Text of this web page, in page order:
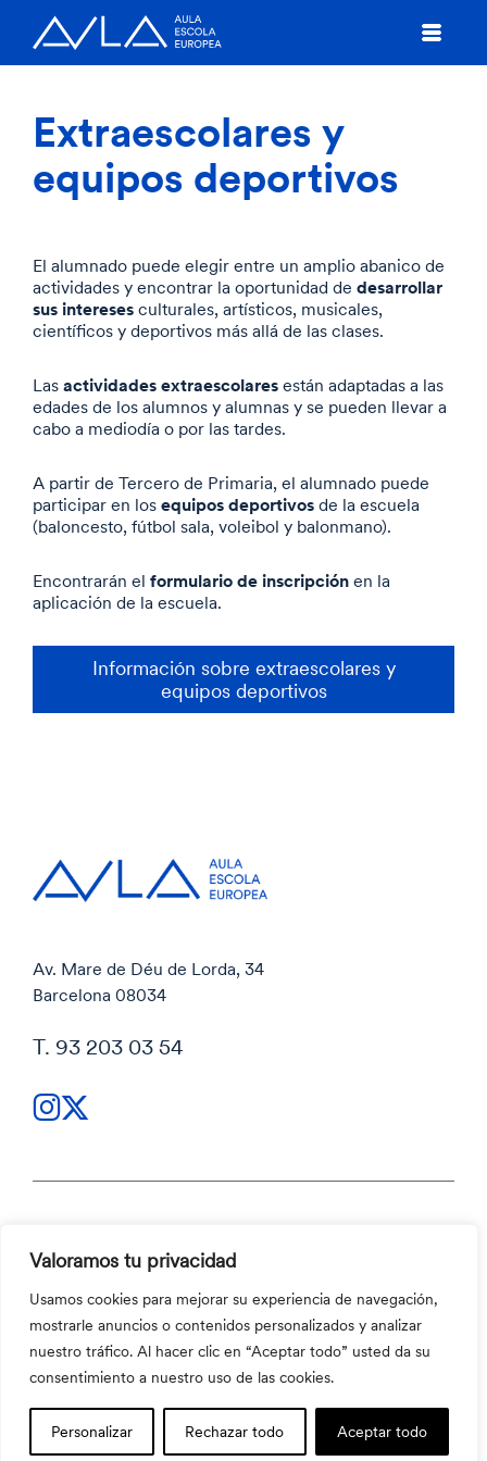
Valoramos tu privacidad
Usamos cookies para mejorar su experiencia de navegación,
mostrarle anuncios o contenidos personalizados y analizar
nuestro tráfico. Al hacer clic en “Aceptar todo” usted da su
consentimiento a nuestro uso de las cookies.
Personalizar Rechazar todo Aceptar todo
Extraescolares y
equipos deportivos
El alumnado puede elegir entre un amplio abanico de
actividades y encontrar la oportunidad de desarrollar
sus intereses culturales, artísticos, musicales,
científicos y deportivos más allá de las clases.
Las actividades extraescolares están adaptadas a las
edades de los alumnos y alumnas y se pueden llevar a
cabo a mediodía o por las tardes.
A partir de Tercero de Primaria, el alumnado puede
participar en los equipos deportivos de la escuela
(baloncesto, fútbol sala, voleibol y balonmano).
Encontrarán el formulario de inscripción en la
aplicación de la escuela.
Información sobre extraescolares y
equipos deportivos
Av. Mare de Déu de Lorda, 34
Barcelona 08034
T. 93 203 03 54
Política de privacidad
Código ético y Canal ético
Política de cookies
Código ético y Canal ético
©2026 Aula Escola Europea